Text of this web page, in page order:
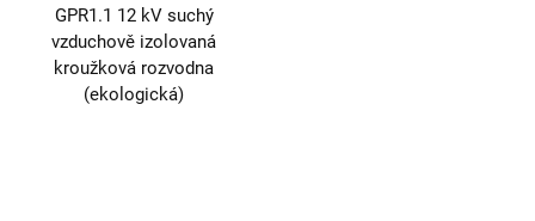
GPR1.1 12 kV suchý
vzduchově izolovaná
kroužková rozvodna
(ekologická)